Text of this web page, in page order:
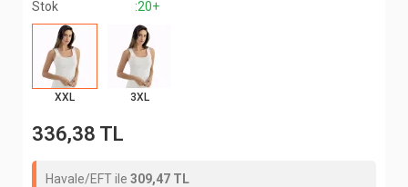
Stok
:20+
XXL 3XL
336,38 TL
Havale/EFT ile 309,47 TL